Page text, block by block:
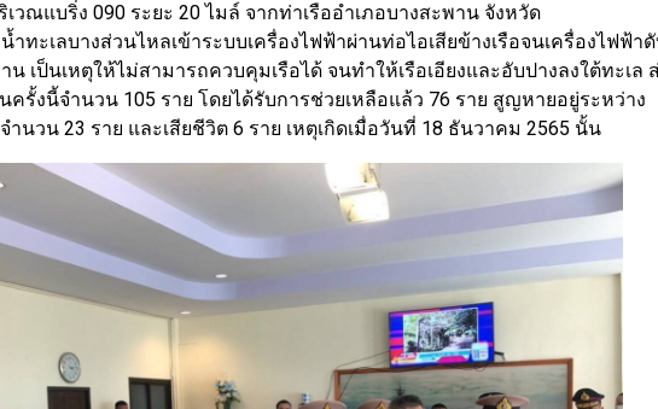
วณแบริ่ง 090 ระยะ 20 ไมล์ จากท่าเรืออำเภอบางสะพาน จังหวัด
ทะเลบางส่วนไหลเข้าระบบเครื่องไฟฟ้าผ่านท่อไอเสียข้างเรือจนเครื่องไฟฟ้า
เป็นเหตุให้ไม่สามารถควบคุมเรือได้ จนทำให้เรือเอียงและอับปางลงใต้ทะเล
ครั้งนี้จำนวน 105 ราย โดยได้รับการช่วยเหลือแล้ว 76 ราย สูญหายอยู่ระหว่าง
นวน 23 ราย และเสียชีวิต 6 ราย เหตุเกิดเมื่อวันที่ 18 ธันวาคม 2565 นั้น